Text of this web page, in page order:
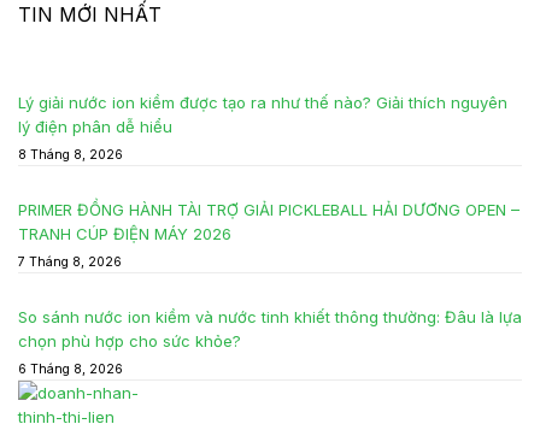
TIN MỚI NHẤT
Lý giải nước ion kiềm được tạo ra như thế nào? Giải thích nguyên
lý điện phân dễ hiểu
8 Tháng 8, 2026
PRIMER ĐỒNG HÀNH TÀI TRỢ GIẢI PICKLEBALL HẢI DƯƠNG OPEN –
TRANH CÚP ĐIỆN MÁY 2026
7 Tháng 8, 2026
So sánh nước ion kiềm và nước tinh khiết thông thường: Đâu là lựa
chọn phù hợp cho sức khỏe?
6 Tháng 8, 2026